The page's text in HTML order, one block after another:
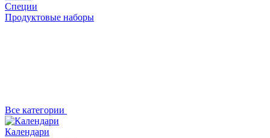
Специи
Продуктовые наборы
Все категории
Календари